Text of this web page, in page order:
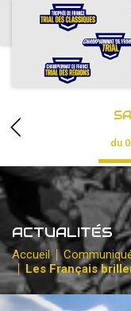
ACCUEIL
CALENDRIER
RÉSULTATS
PHOTOS /
du
ACTUALITÉS
Accueil
Les Français